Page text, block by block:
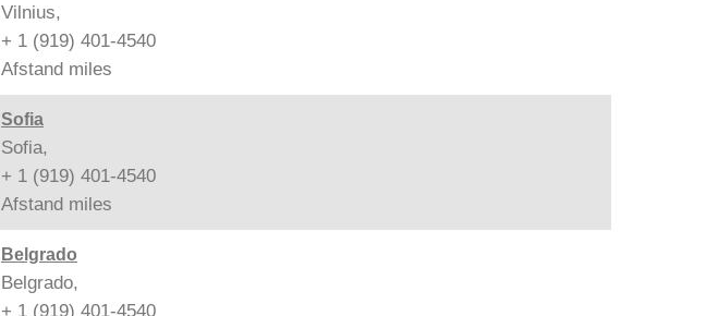
Vilnius,
+ 1 (919) 401-4540
Afstand miles
Sofia
Sofia,
+ 1 (919) 401-4540
Afstand miles
Belgrado
Belgrado,
+ 1 (919) 401-4540